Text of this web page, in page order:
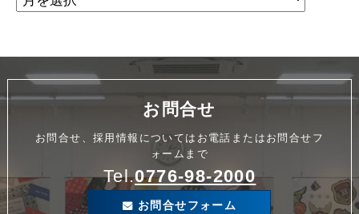
お問合せ
お問合せ、採用情報についてはお電話またはお問合せフ
ォームまで
Tel.0776-98-2000
お問合せフォーム